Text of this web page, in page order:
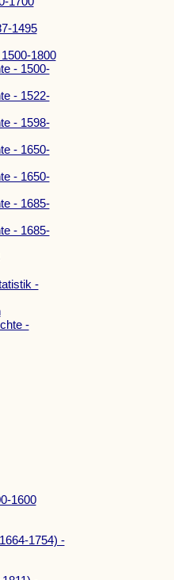
1495
1800
- 1500-
- 1522-
- 1598-
- 1650-
- 1650-
- 1685-
- 1685-
-
-
1600
1754) -